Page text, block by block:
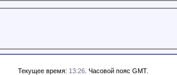
Текущее время: 13:26 . Часовой пояс GMT.